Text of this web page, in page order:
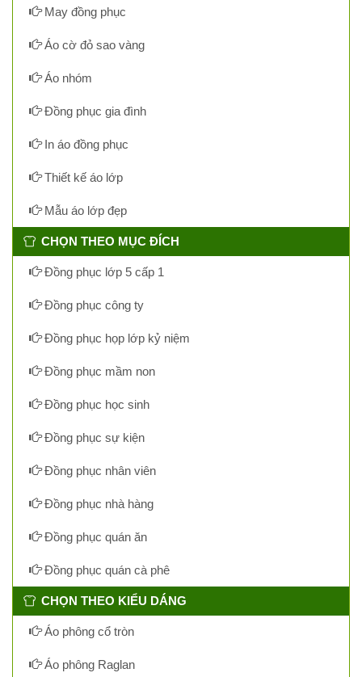
May đồng phục
Áo cờ đỏ sao vàng
Áo nhóm
Đồng phục gia đình
In áo đồng phục
Thiết kế áo lớp
Mẫu áo lớp đẹp
CHỌN THEO MỤC ĐÍCH
Đồng phục lớp 5 cấp 1
Đồng phục công ty
Đồng phục họp lớp kỷ niệm
Đồng phục mầm non
Đồng phục học sinh
Đồng phục sự kiện
Đồng phục nhân viên
Đồng phục nhà hàng
Đồng phục quán ăn
Đồng phục quán cà phê
CHỌN THEO KIỂU DÁNG
Áo phông cổ tròn
Áo phông Raglan